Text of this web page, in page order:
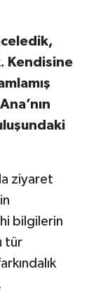
Kendisine
ziyaret
bilgilerin
tür